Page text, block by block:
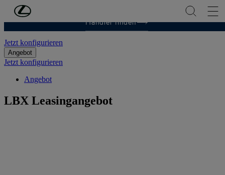
Zum Hauptinhalt springen
Händler finden
LBX Privatkunden Angebot
Jetzt konfigurieren
Angebot
Jetzt konfigurieren
Angebot
LBX Leasingangebot